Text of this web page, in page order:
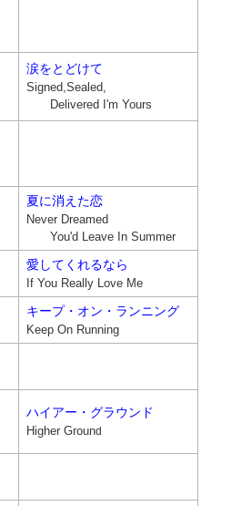
涙をとどけて
Signed,Sealed,
Delivered I'm Yours
夏に消えた恋
Never Dreamed
You'd Leave In Summer
愛してくれるなら
If You Really Love Me
キープ・オン・ランニング
Keep On Running
ハイアー・グラウンド
Higher Ground